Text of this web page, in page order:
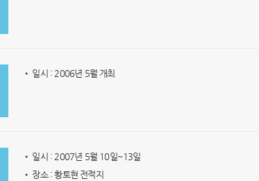
• 일시 : 2006년 5월 개최
• 일시 : 2007년 5월 10일~13일
• 장소 : 황토현 전적지